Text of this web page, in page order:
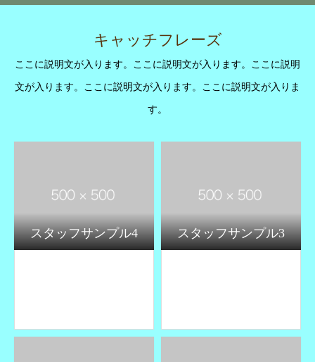
キャッチフレーズ
ここに説明文が入ります。ここに説明文が入ります。ここに説明
文が入ります。ここに説明文が入ります。ここに説明文が入りま
す。
スタッフサンプル4 スタッフサンプル3